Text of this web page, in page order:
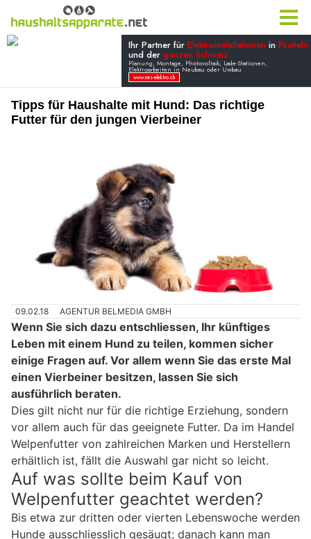
Tipps für Haushalte mit Hund: Das richtige
Futter für den jungen Vierbeiner
09.02.18 AGENTUR BELMEDIA GMBH
Wenn Sie sich dazu entschliessen, Ihr künftiges
Leben mit einem Hund zu teilen, kommen sicher
einige Fragen auf. Vor allem wenn Sie das erste Mal
einen Vierbeiner besitzen, lassen Sie sich
ausführlich beraten.
Dies gilt nicht nur für die richtige Erziehung, sondern
vor allem auch für das geeignete Futter. Da im Handel
Welpenfutter von zahlreichen Marken und Herstellern
erhältlich ist, fällt die Auswahl gar nicht so leicht.
Auf was sollte beim Kauf von
Welpenfutter geachtet werden?
Bis etwa zur dritten oder vierten Lebenswoche werden
Hunde ausschliesslich gesäugt; danach kann man